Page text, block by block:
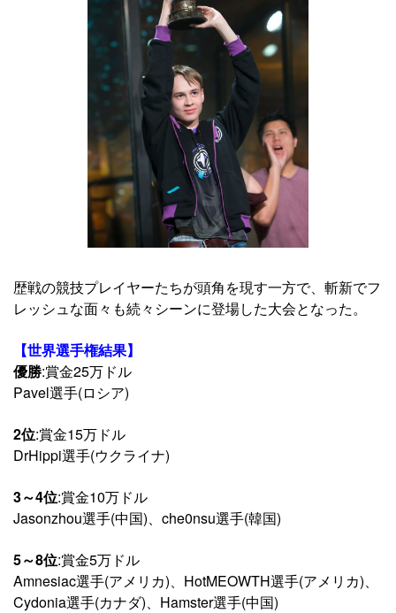
歴戦の競技プレイヤーたちが頭角を現す一方で、斬新でフ
レッシュな面々も続々シーンに登場した大会となった。
【世界選手権結果】
優勝:賞金25万ドル
Pavel選手(ロシア)
2位:賞金15万ドル
DrHippi選手(ウクライナ)
3～4位:賞金10万ドル
Jasonzhou選手(中国)、che0nsu選手(韓国)
5～8位:賞金5万ドル
Amnesiac選手(アメリカ)、HotMEOWTH選手(アメリカ)、
Cydonia選手(カナダ)、Hamster選手(中国)